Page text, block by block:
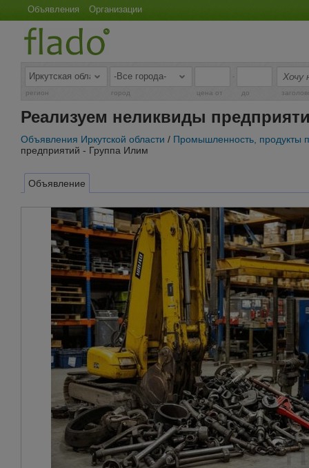
Объявления Организации
-
регион город цена от до
Реализуем неликвиды
Объявления Иркутской области / Промышленность, продукты
предприятий - Группа Илим
Объявление